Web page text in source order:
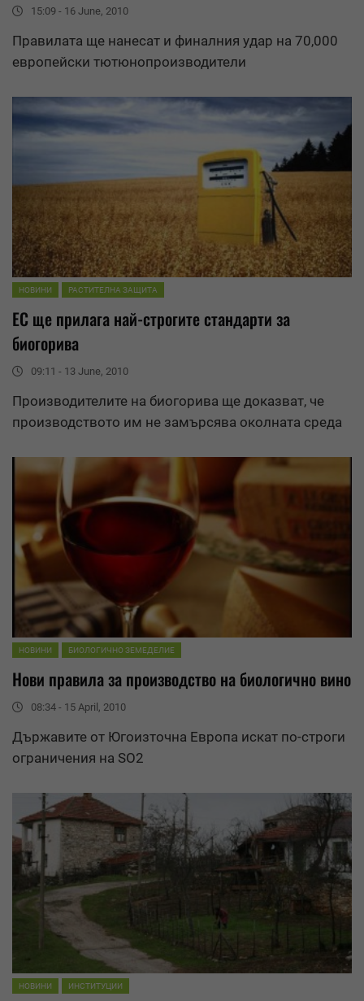
15:09 - 16 June, 2010
Правилата ще нанесат и финалния удар на 70,000
европейски тютюнопроизводители
НОВИНИ РАСТИТЕЛНА ЗАЩИТА
ЕС ще прилага най-строгите стандарти за
биогорива
09:11 - 13 June, 2010
Производителите на биогорива ще доказват, че
производството им не замърсява околната среда
НОВИНИ БИОЛОГИЧНО ЗЕМЕДЕЛИЕ
Нови правила за производство на биологично вино
08:34 - 15 April, 2010
Държавите от Югоизточна Европа искат по-строги
ограничения на SO2
НОВИНИ ИНСТИТУЦИИ